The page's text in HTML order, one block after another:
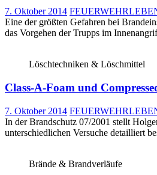
7. Oktober 2014
Eine der größten Gefahren bei
das Vorgehen der Trupps im
Löschtechniken & Löschmittel
Class-A-Foam und
7. Oktober 2014
In der Brandschutz 07/2001 stellt
unterschiedlichen Versuche detailliert
Brände & Brandverläufe